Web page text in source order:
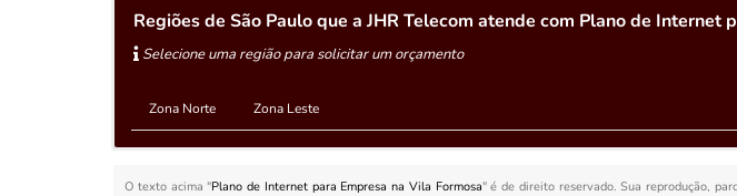
Regiões de São Paulo que a JHR Telecom atende com Plano de Internet
Selecione uma região para solicitar um orçamento
Zona Norte Zona Leste
O texto acima "Plano de Internet para Empresa na Vila Formosa" é de direito reservado. Sua reprodução,